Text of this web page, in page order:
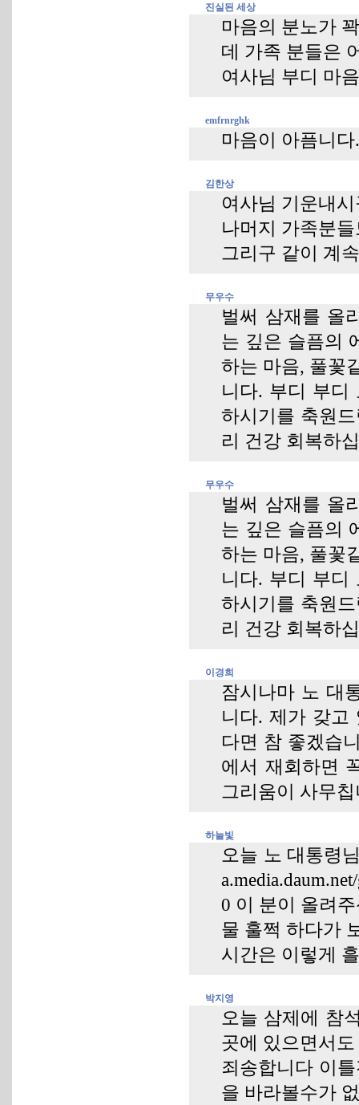
진실된 세상
마음의 분노가
데 가족 분들은
여사님 부디 마
emfrnrghk
마음이 아픔니
김한상
여사님 기운내
나머지 가족분
그리구 같이 계
무우수
벌써 삼재를 올
는 깊은 슬픔의
하는 마음, 풀꽃
니다. 부디 부디
하시기를 축원
리 건강 회복하
무우수
벌써 삼재를 올
는 깊은 슬픔의
하는 마음, 풀꽃
니다. 부디 부디
하시기를 축원
리 건강 회복하
이경희
잠시나마 노 대
니다. 제가 갖고
다면 참 좋겠습
에서 재회하면
그리움이 사무
하늘빛
오늘 노 대통령
0 이 분이 올려
물 훌쩍 하다가
시간은 이렇게
박지영
오늘 삼제에 참
곳에 있으면서
죄송합니다 이
을 바라볼수가